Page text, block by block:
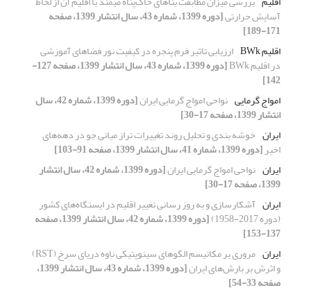
آسایش حرارتی [دوره 1399، شماره 43، سال انتشار 1399، صفحه
171-189]
اقلیم BWk
ارزیابی تاثیر فرم پنجره در کیفیت نور فضاهای آموزشی
در اقلیم BWk [دوره 1399، شماره 43، سال انتشار 1399، صفحه 127-
142]
امواج گرمایی نواحی امواج گرمایی ایران [دوره 1399، شماره 42، سال
انتشار 1399، صفحه 17-30]
ایران خوشه بندی و تحلیل روند تغییرات تراز میانی جو در دهه‌های
اخیر[دوره 1399، شماره 41، سال انتشار 1399، صفحه 91-103]
ایران نواحی امواج گرمایی ایران [دوره 1399، شماره 42، سال انتشار
1399، صفحه 17-30]
ایران آشکارسازی و به ‌روز رسانی تغییر اقلیم در ایستگاه‌های کشور
(دوره 2017-1958) [دوره 1399، شماره 42، سال انتشار 1399، صفحه
137-153]
ایران
مروری بر مکانیسم الگوهای سینوپتیکی ناوه دریای سرخ (RST)
و اثرش بر بارش‌های ایران [دوره 1399، شماره 43، سال انتشار 1399،
صفحه 33-54]